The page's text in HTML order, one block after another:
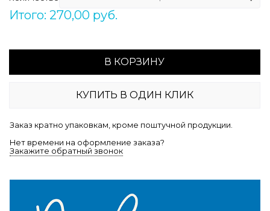
Итого: 270,00 руб.
В КОРЗИНУ
КУПИТЬ В ОДИН КЛИК
Заказ кратно упаковкам, кроме поштучной продукции.
Нет времени на оформление заказа?
Закажите обратный звонок